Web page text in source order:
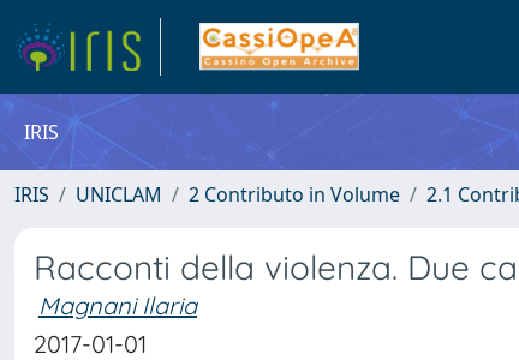
IRIS
IRIS UNICLAM 2 Contributo in Volume 2.1
Racconti della violenza. Due
Magnani Ilaria
2017-01-01